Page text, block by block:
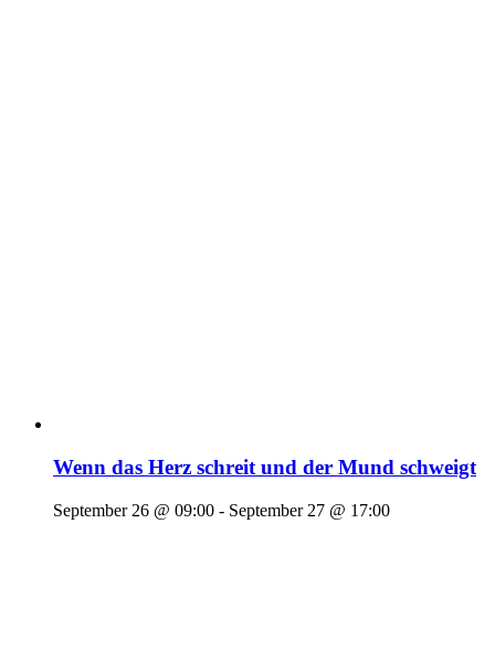
Wenn das Herz schreit und der Mund schweigt
September 26 @ 09:00 - September 27 @ 17:00